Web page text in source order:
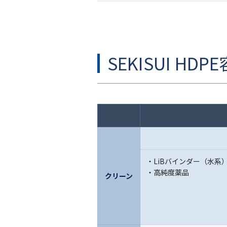
SEKISUI
クリーン
LiBバインダー（水系
高純度薬品